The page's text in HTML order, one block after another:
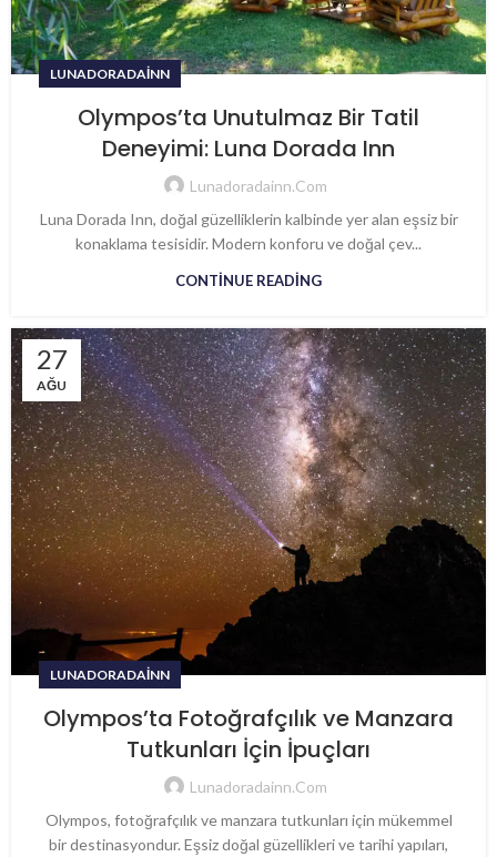
LUNADORADAINN
Olympos’ta Unutulmaz Bir Tatil
Deneyimi: Luna Dorada Inn
Lunadoradainn.com
Luna Dorada Inn, doğal güzelliklerin kalbinde yer alan eşsiz bir
konaklama tesisidir. Modern konforu ve doğal çev...
CONTINUE READING
27
AĞU
LUNADORADAINN
Olympos’ta Fotoğrafçılık ve Manzara
Tutkunları İçin İpuçları
Lunadoradainn.com
Olympos, fotoğrafçılık ve manzara tutkunları için mükemmel
bir destinasyondur. Eşsiz doğal güzellikleri ve tarihi yapıları,